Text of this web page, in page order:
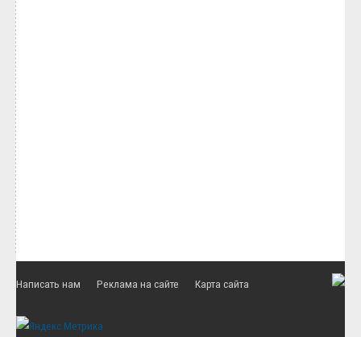
Написать нам Реклама на сайте Карта сайта